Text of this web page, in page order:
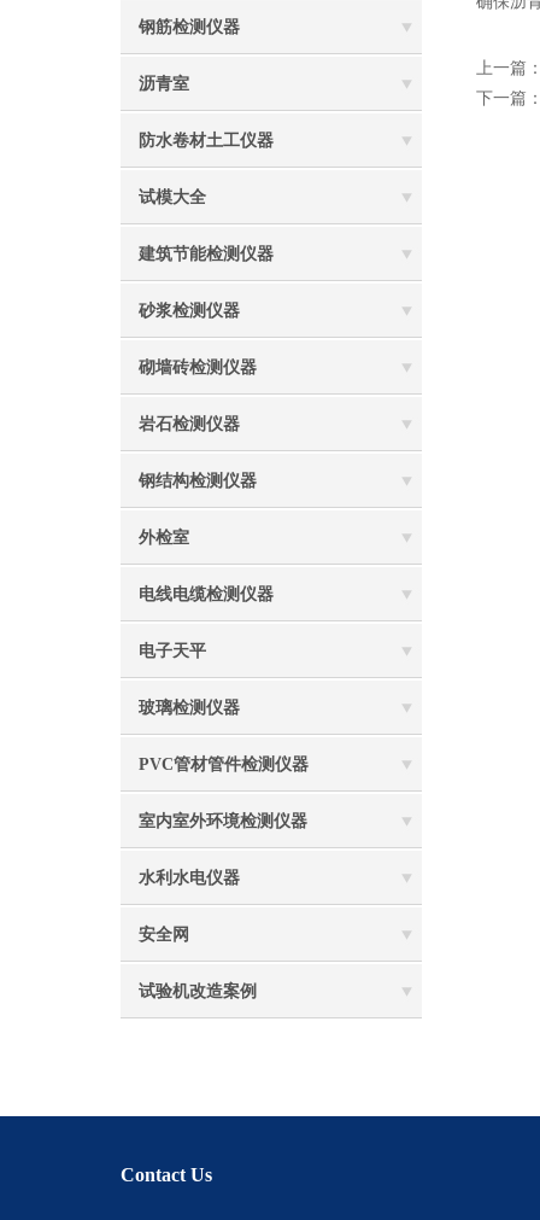
钢筋检测仪器
沥青室
防水卷材土工仪器
试模大全
建筑节能检测仪器
砂浆检测仪器
砌墙砖检测仪器
岩石检测仪器
钢结构检测仪器
外检室
电线电缆检测仪器
电子天平
玻璃检测仪器
PVC管材管件检测仪器
室内室外环境检测仪器
水利水电仪器
安全网
试验机改造案例
上一篇
下一篇
Contact Us